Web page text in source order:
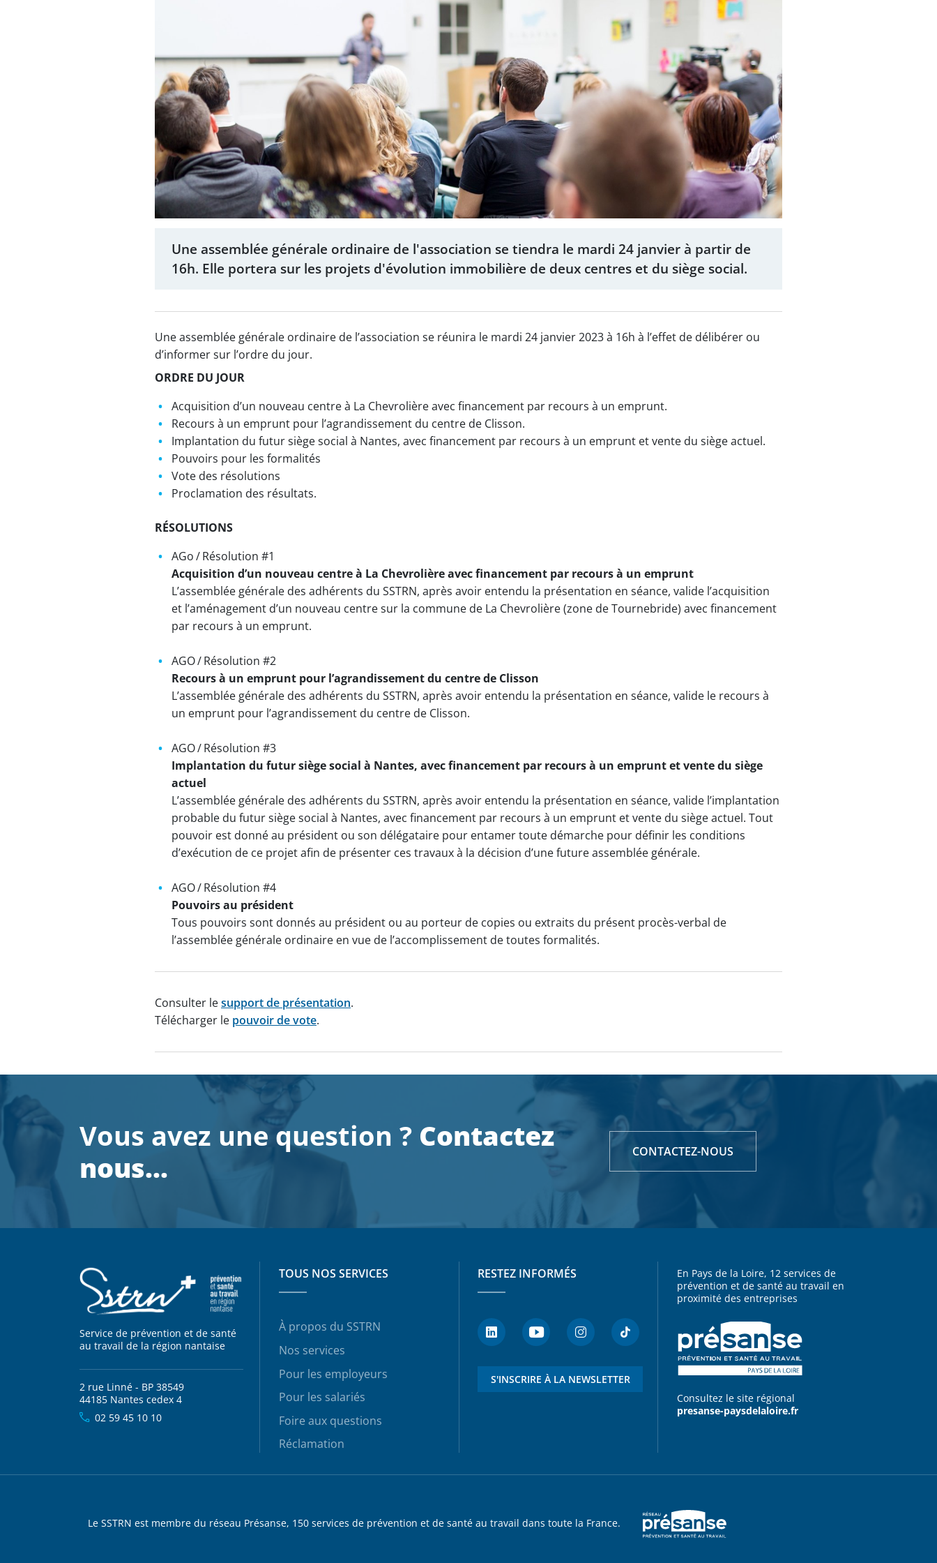
Une assemblée générale ordinaire de l'association se tiendra le mardi 24 janvier à partir de
16h. Elle portera sur les projets d'évolution immobilière de deux centres et du siège social.
Une assemblée générale ordinaire de l’association se réunira le mardi 24 janvier 2023 à 16h à l’effet de délibérer ou
d’informer sur l’ordre du jour.
ORDRE DU JOUR
Acquisition d’un nouveau centre à La Chevrolière avec financement par recours à un emprunt.
Recours à un emprunt pour l’agrandissement du centre de Clisson.
Implantation du futur siège social à Nantes, avec financement par recours à un emprunt et vente du siège actuel.
Pouvoirs pour les formalités
Vote des résolutions
Proclamation des résultats.
RÉSOLUTIONS
AGo / Résolution #1
Acquisition d’un nouveau centre à La Chevrolière avec financement par recours à un emprunt
L’assemblée générale des adhérents du SSTRN, après avoir entendu la présentation en séance, valide l’acquisition
et l’aménagement d’un nouveau centre sur la commune de La Chevrolière (zone de Tournebride) avec financement
par recours à un emprunt.
AGO / Résolution #2
Recours à un emprunt pour l’agrandissement du centre de Clisson
L’assemblée générale des adhérents du SSTRN, après avoir entendu la présentation en séance, valide le recours à
un emprunt pour l’agrandissement du centre de Clisson.
AGO / Résolution #3
Implantation du futur siège social à Nantes, avec financement par recours à un emprunt et vente du siège
actuel
L’assemblée générale des adhérents du SSTRN, après avoir entendu la présentation en séance, valide l’implantation
probable du futur siège social à Nantes, avec financement par recours à un emprunt et vente du siège actuel. Tout
pouvoir est donné au président ou son délégataire pour entamer toute démarche pour définir les conditions
d’exécution de ce projet afin de présenter ces travaux à la décision d’une future assemblée générale.
AGO / Résolution #4
Pouvoirs au président
Tous pouvoirs sont donnés au président ou au porteur de copies ou extraits du présent procès-verbal de
l’assemblée générale ordinaire en vue de l’accomplissement de toutes formalités.
Consulter lesupport de présentation.
Télécharger le pouvoir de vote.
Vous avez une question ? Contactez
nous…
CONTACTEZ-NOUS
Service de prévention et de santé
au travail de la région nantaise
2 rue Linné - BP 38549
44185 Nantes cedex 4
02 59 45 10 10
TOUS NOS SERVICES
À propos du SSTRN
Nos services
Pour les employeurs
Pour les salariés
Foire aux questions
Réclamation
RESTEZ INFORMÉS
S'INSCRIRE À LA NEWSLETTER
En Pays de la Loire, 12 services de
prévention et de santé au travail en
proximité des entreprises
Consultez le site régional
presanse-paysdelaloire.fr
Le SSTRN est membre du réseau Présanse, 150 services de prévention et de santé au travail dans toute la France.